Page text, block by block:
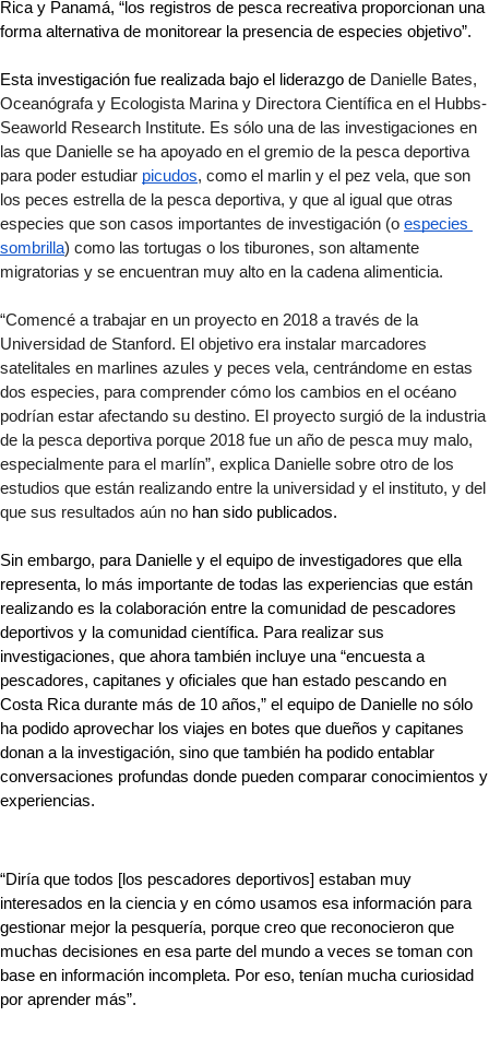
Rica y Panamá, “los registros de pesca recreativa proporcionan una
forma alternativa de monitorear la presencia de especies objetivo”.
Esta investigación fue realizada bajo el liderazgo de Danielle Bates,
Oceanógrafa y Ecologista Marina y Directora Científica en el Hubbs-
Seaworld Research Institute. Es sólo una de las investigaciones en
las que Danielle se ha apoyado en el gremio de la pesca deportiva
para poder estudiar picudos, como el marlin y el pez vela, que son
los peces estrella de la pesca deportiva, y que al igual que otras
especies que son casos importantes de investigación (o especies
sombrilla) como las tortugas o los tiburones, son altamente
migratorias y se encuentran muy alto en la cadena alimenticia.
“Comencé a trabajar en un proyecto en 2018 a través de la
Universidad de Stanford. El objetivo era instalar marcadores
satelitales en marlines azules y peces vela, centrándome en estas
dos especies, para comprender cómo los cambios en el océano
podrían estar afectando su destino. El proyecto surgió de la industria
de la pesca deportiva porque 2018 fue un año de pesca muy malo,
especialmente para el marlín”, explica Danielle sobre otro de los
estudios que están realizando entre la universidad y el instituto, y del
que sus resultados aún no han sido publicados.
Sin embargo, para Danielle y el equipo de investigadores que ella
representa, lo más importante de todas las experiencias que están
realizando es la colaboración entre la comunidad de pescadores
deportivos y la comunidad científica. Para realizar sus
investigaciones, que ahora también incluye una “encuesta a
pescadores, capitanes y oficiales que han estado pescando en
Costa Rica durante más de 10 años,” el equipo de Danielle no sólo
ha podido aprovechar los viajes en botes que dueños y capitanes
donan a la investigación, sino que también ha podido entablar
conversaciones profundas donde pueden comparar conocimientos y
experiencias.
“Diría que todos [los pescadores deportivos] estaban muy
interesados ​​en la ciencia y en cómo usamos esa información para
gestionar mejor la pesquería, porque creo que reconocieron que
muchas decisiones en esa parte del mundo a veces se toman con
base en información incompleta. Por eso, tenían mucha curiosidad
por aprender más”.